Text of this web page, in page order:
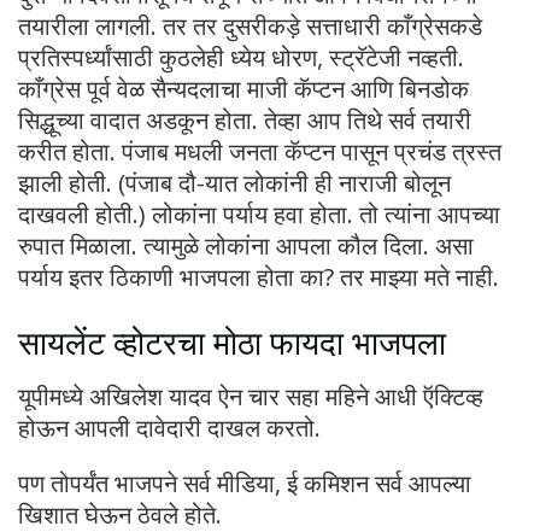
तयारीला लागली. तर तर दुसरीकड़े सत्ताधारी काँग्रेसकडे
प्रतिस्पर्ध्यांसाठी कुठलेही ध्येय धोरण, स्ट्रॅटेजी नव्हती.
काँग्रेस पूर्व वेळ सैन्यदलाचा माजी कॅप्टन आणि बिनडोक
सिद्धूच्या वादात अडकून होता. तेव्हा आप तिथे सर्व तयारी
करीत होता. पंजाब मधली जनता कॅप्टन पासून प्रचंड त्रस्त
झाली होती. (पंजाब दौ-यात लोकांनी ही नाराजी बोलून
दाखवली होती.) लोकांना पर्याय हवा होता. तो त्यांना आपच्या
रुपात मिळाला. त्यामुळे लोकांना आपला कौल दिला. असा
पर्याय इतर ठिकाणी भाजपला होता का? तर माझ्या मते नाही.
सायलेंट व्होटरचा मोठा फायदा भाजपला
यूपीमध्ये अखिलेश यादव ऐन चार सहा महिने आधी ऍक्टिव्ह
होऊन आपली दावेदारी दाखल करतो.
पण तोपर्यंत भाजपने सर्व मीडिया, ई कमिशन सर्व आपल्या
खिशात घेऊन ठेवले होते.